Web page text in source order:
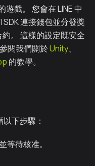
戲。 您會在 LINE 中
SDK 連接錢包並分發獎
約。 這樣的設定既安全
閱我們關於Unity、
的教學。
下步驟：
並等待核准。